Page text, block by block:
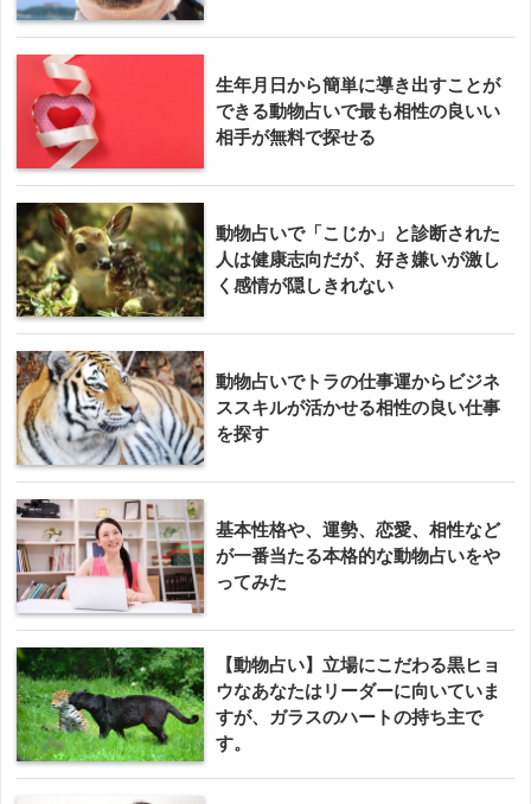
生年月日から簡単に導き出すことが
できる動物占いで最も相性の良いい
相手が無料で探せる
動物占いで「こじか」と診断された
人は健康志向だが、好き嫌いが激し
く感情が隠しきれない
動物占いでトラの仕事運からビジネ
ススキルが活かせる相性の良い仕事
を探す
基本性格や、運勢、恋愛、相性など
が一番当たる本格的な動物占いをや
ってみた
【動物占い】立場にこだわる黒ヒョ
ウなあなたはリーダーに向いていま
すが、ガラスのハートの持ち主で
す。